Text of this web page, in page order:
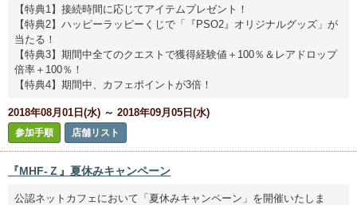
【特典1】接続時間に応じてアイテムプレゼント！
【特典2】ハッピーラッピーくじで「『PSO2』オリジナルグッズ」が
当たる！
【特典3】期間中全てのクエストで獲得経験値＋100％＆レアドロップ
倍率＋100％！
【特典4】期間中、カフェポイントが3倍！
2018年08月01日(水) ～ 2018年09月05日(水)
参加手順 店舗リスト
『MHF-Ｚ』夏休みキャンペーン
公認ネットカフェにおいて「夏休みキャンペーン」を開催いたしま